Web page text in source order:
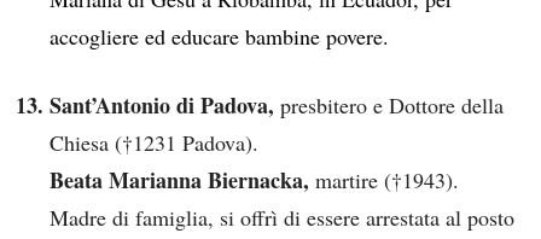
accogliere ed educare bambine povere.
Sant’Antonio di Padova, presbitero e Dottore della
Chiesa (†1231 Padova).
Beata Marianna Biernacka, martire (†1943).
Madre di famiglia, si offrì di essere arrestata al posto